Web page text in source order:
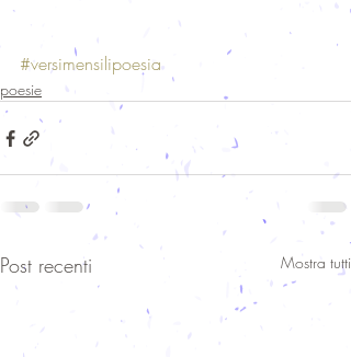
#versimensilipoesia
poesie
Post recenti Mostra tutti